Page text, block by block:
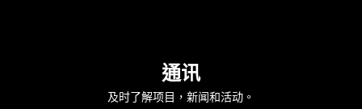
通讯
及时了解项目，新闻和活动。